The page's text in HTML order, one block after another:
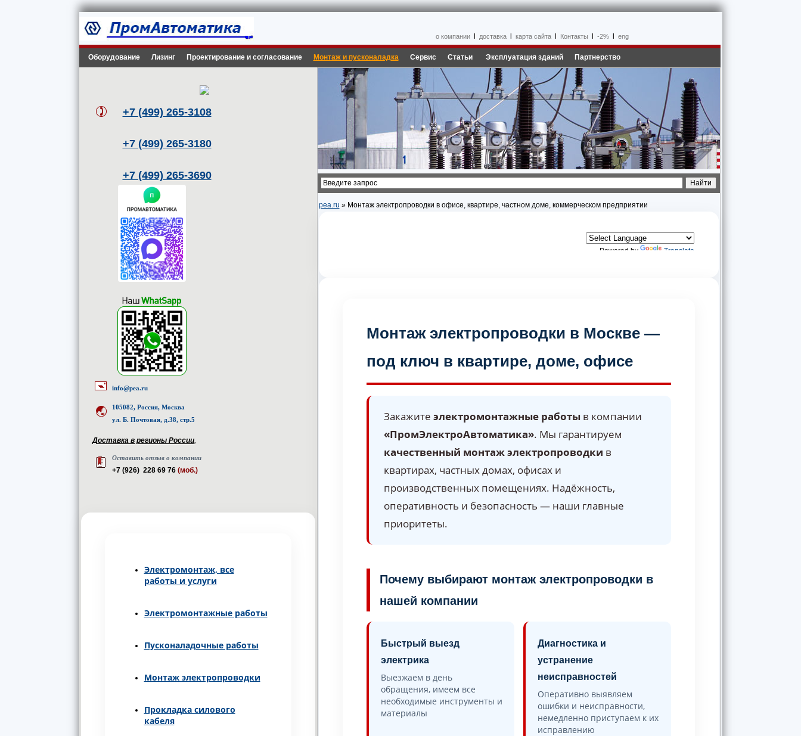
о компанииl доставкаl карта сайтаl Контакты -2%l eng
Оборудование Лизинг Проектирование и согласование Монтаж и пусконаладка Сервис Статьи Эксплуатация зданий Партнерство
+7 (499) 265-3108
+7 (499) 265-3180
+7 (499) 265-3690
info@pea.ru
105082, Россия, Москва
ул. Б. Почтовая, д.38, стр.5
Доставка в регионы России,
Оставить отзыв о компании
+7 (926) 228 69 76 (моб.)
Электромонтаж, все
работы и услуги
Электромонтажные работы
Пусконаладочные работы
Монтаж электропроводки
Прокладка силового
кабеля
pea.ru » Монтаж электропроводки в офисе, квартире, частном доме, коммерческом предприятии
Powered by Translate
Монтаж электропроводки в Москве —
под ключ в квартире, доме, офисе
Закажите электромонтажные работыв компании
«ПромЭлектроАвтоматика». Мы гарантируем
качественный монтаж электропроводки в
квартирах, частных домах, офисах и
производственных помещениях. Надёжность,
оперативность и безопасность — наши главные
приоритеты.
Почему выбирают монтаж электропроводки в
нашей компании
Быстрый выезд
электрика
Выезжаем в день
обращения, имеем все
необходимые инструменты и
материалы
Диагностика и
устранение
неисправностей
Оперативно выявляем
ошибки и неисправности,
немедленно приступаем к их
исправлению